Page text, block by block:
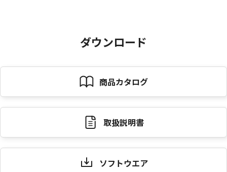
ダウンロード
商品カタログ
取扱説明書
ソフトウエア